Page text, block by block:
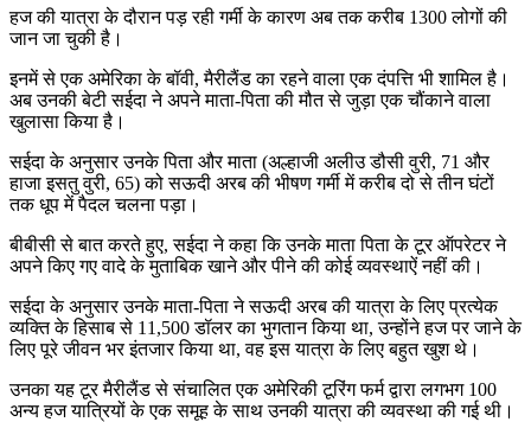
हज की यात्रा के दौरान पड़ रही गर्मी के कारण अब तक करीब 1300 लोगों की
जान जा चुकी है।
इनमें से एक अमेरिका के बॉवी, मैरीलैंड का रहने वाला एक दंपत्ति भी शामिल है।
अब उनकी बेटी सईदा ने अपने माता-पिता की मौत से जुड़ा एक चौंकाने वाला
खुलासा किया है।
सईदा के अनुसार उनके पिता और माता (अल्हाजी अलीउ डौसी वुरी, 71 और
हाजा इसतु वुरी, 65) को सऊदी अरब की भीषण गर्मी में करीब दो से तीन घंटों
तक धूप में पैदल चलना पड़ा।
बीबीसी से बात करते हुए, सईदा ने कहा कि उनके माता पिता के टूर ऑपरेटर ने
अपने किए गए वादे के मुताबिक खाने और पीने की कोई व्यवस्थाऐं नहीं की।
सईदा के अनुसार उनके माता-पिता ने सऊदी अरब की यात्रा के लिए प्रत्येक
व्यक्ति के हिसाब से 11,500 डॉलर का भुगतान किया था, उन्होंने हज पर जाने के
लिए पूरे जीवन भर इंतजार किया था, वह इस यात्रा के लिए बहुत खुश थे।
उनका यह टूर मैरीलैंड से संचालित एक अमेरिकी टूरिंग फर्म द्वारा लगभग 100
अन्य हज यात्रियों के एक समूह के साथ उनकी यात्रा की व्यवस्था की गई थी।